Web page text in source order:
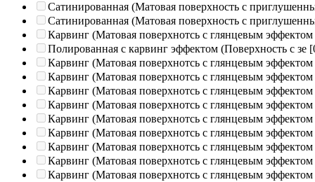
Сатинированная (Матовая поверхность с
Сатинированная (Матовая поверхность с
Карвинг (Матовая поверхнотсь с глянцевым эффектом
Полированная c карвинг эффектом (Поверхность с зе
Карвинг (Матовая поверхнотсь с глянцевым эффектом
Карвинг (Матовая поверхнотсь с глянцевым эффектом
Карвинг (Матовая поверхнотсь с глянцевым эффектом
Карвинг (Матовая поверхнотсь с глянцевым эффектом
Карвинг (Матовая поверхнотсь с глянцевым эффектом
Карвинг (Матовая поверхнотсь с глянцевым эффектом
Карвинг (Матовая поверхнотсь с глянцевым эффектом
Карвинг (Матовая поверхнотсь с глянцевым эффектом
Карвинг (Матовая поверхнотсь с глянцевым эффектом